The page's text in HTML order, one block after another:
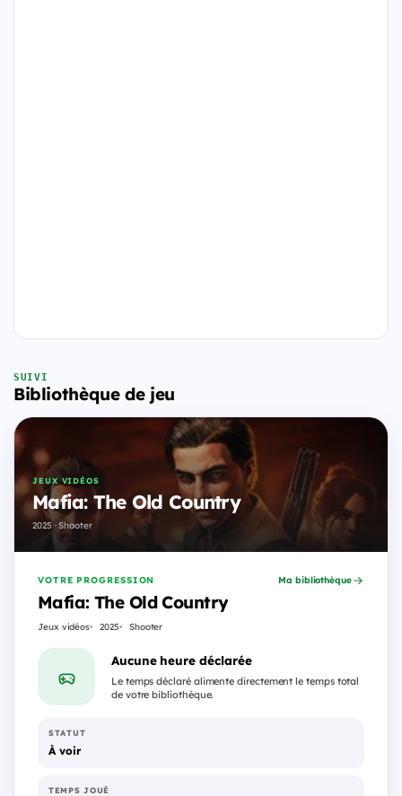
SUIVI
Bibliothèque de jeu
JEUX VIDÉOS
Mafia: The Old Country
2025 · Shooter
VOTRE PROGRESSION
Mafia: The Old Country
Jeux vidéos 2025 Shooter
Ma bibliothèque
Aucune heure déclarée
Le temps déclaré alimente directement le temps total
de votre bibliothèque.
STATUT
À voir
TEMPS JOUÉ